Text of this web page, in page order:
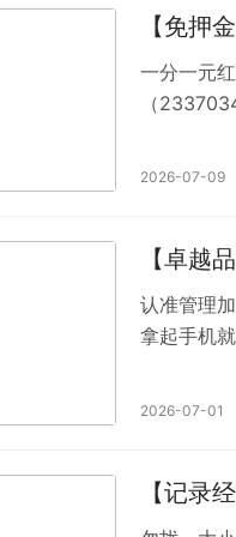
【免押
一分一元
（
2026-07-09
【卓越
认准管理
拿起手机
2026-07-01
【记录